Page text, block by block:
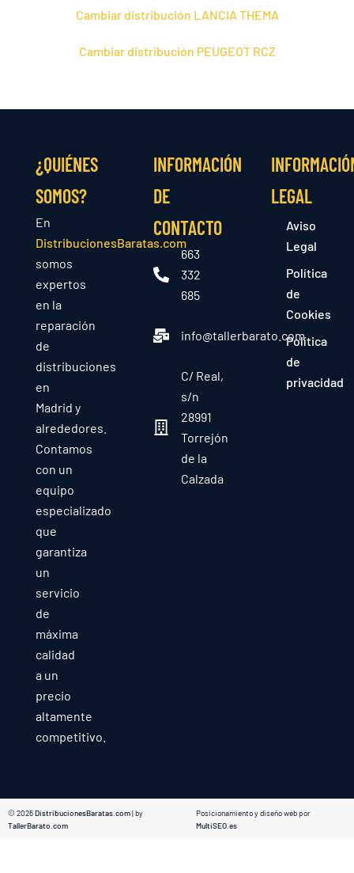
Cambiar distribución LANCIA THEMA
Cambiar distribución PEUGEOT RCZ
¿QUIÉNES
SOMOS?
En
DistribucionesBaratas.com
somos
expertos
en la
reparación
de
distribuciones
en
Madrid y
alrededores.
Contamos
con un
equipo
especializado
que
garantiza
un
servicio
de
máxima
calidad
a un
precio
altamente
competitivo.
INFORMACIÓN
DE
CONTACTO
663
332
685
info@tallerbarato.com
C/ Real,
s/n
28991
Torrejón
de la
Calzada
LEGAL
Aviso
Legal
Política
de
Cookies
Política
de
privacidad
© 2026DistribucionesBaratas.com| by
TallerBarato.com
Posicionamiento y diseño web por
MultiSEO.es